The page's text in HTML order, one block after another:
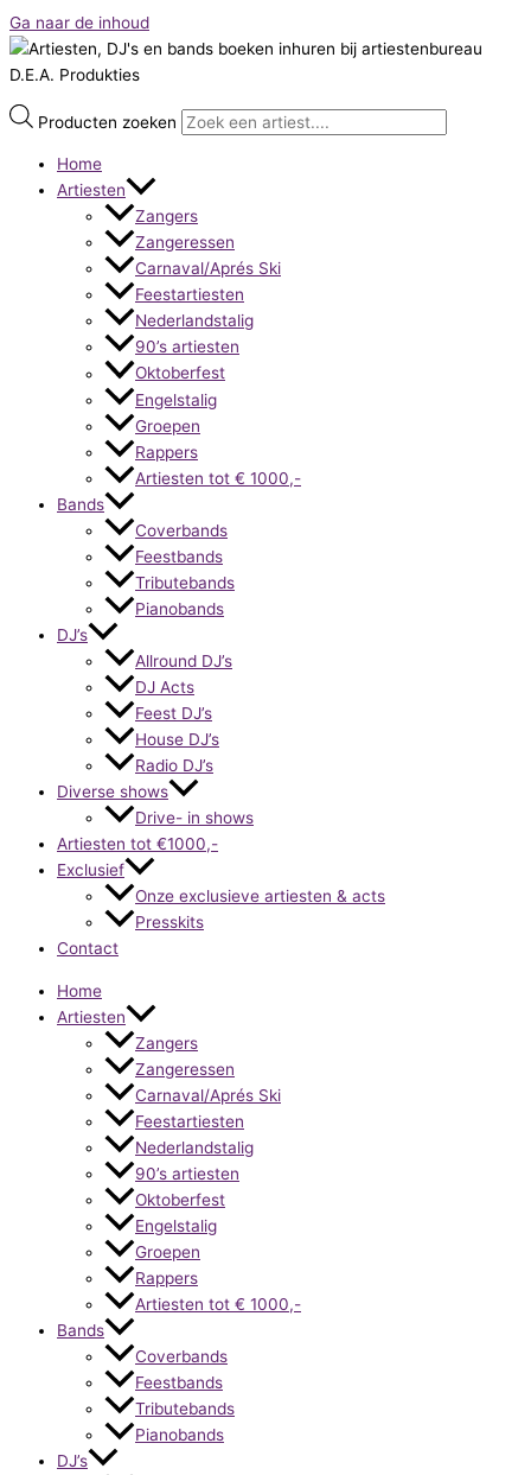
Ga naar de inhoud
Producten zoeken
Home
Artiesten
Zangers
Zangeressen
Carnaval/Aprés Ski
Feestartiesten
Nederlandstalig
90’s artiesten
Oktoberfest
Engelstalig
Groepen
Rappers
Artiesten tot € 1000,-
Bands
Coverbands
Feestbands
Tributebands
Pianobands
DJ’s
Allround DJ’s
DJ Acts
Feest DJ’s
House DJ’s
Radio DJ’s
Diverse shows
Drive- in shows
Artiesten tot €1000,-
Exclusief
Onze exclusieve artiesten & acts
Presskits
Contact
Home
Artiesten
Zangers
Zangeressen
Carnaval/Aprés Ski
Feestartiesten
Nederlandstalig
90’s artiesten
Oktoberfest
Engelstalig
Groepen
Rappers
Artiesten tot € 1000,-
Bands
Coverbands
Feestbands
Tributebands
Pianobands
DJ’s